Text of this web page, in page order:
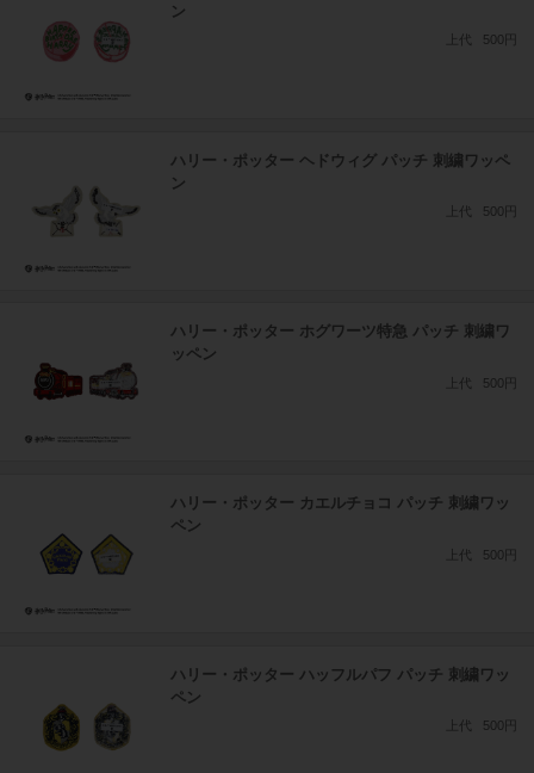
ン
上代 500円
ハリー・ポッター ヘドウィグ パッチ 刺繍ワッペ
ン
上代 500円
ハリー・ポッター ホグワーツ特急 パッチ 刺繍ワ
ッペン
上代 500円
ハリー・ポッター カエルチョコ パッチ 刺繍ワッ
ペン
上代 500円
ハリー・ポッター ハッフルパフ パッチ 刺繍ワッ
ペン
上代 500円